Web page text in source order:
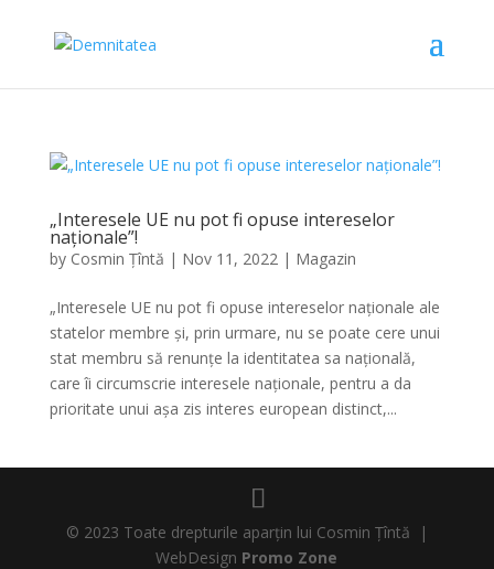
„Interesele UE nu pot fi opuse intereselor
naționale”!
by Cosmin Țîntă | Nov 11, 2022| Magazin
„Interesele UE nu pot fi opuse intereselor naționale ale
statelor membre și, prin urmare, nu se poate cere unui
stat membru să renunțe la identitatea sa națională,
care îi circumscrie interesele naționale, pentru a da
prioritate unui așa zis interes european distinct,...
© 2023 Toate drepturile aparțin lui Cosmin Țîntă |
WebDesign Promo Zone